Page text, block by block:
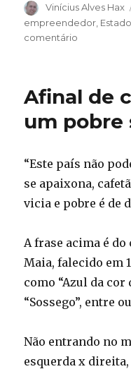
Autor
Vinícius Alves Hax
empreendedor Estado
comentário
de
Afinal de
um pobre
“Este país não
se apaixona,
vicia e pobre é de
A frase acima é
Maia, falecido em
como “Azul da cor
“Sossego”, entre
Não entrando no
esquerda x direita,